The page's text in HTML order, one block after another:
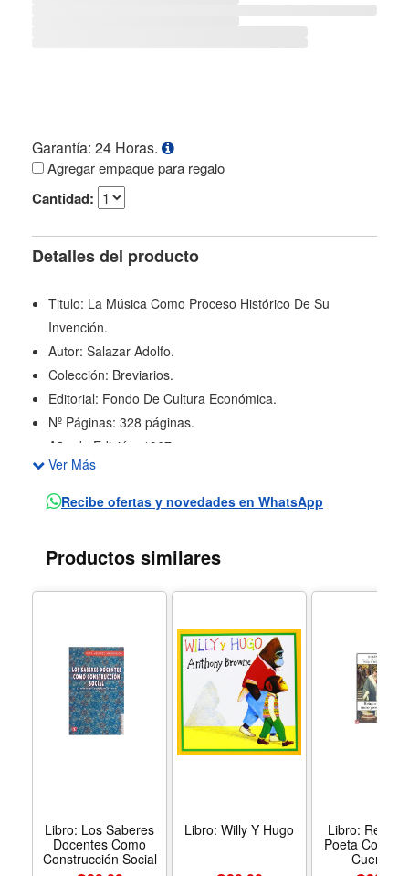
Garantía: 24 Horas.
Agregar empaque para regalo
Cantidad:
Detalles del producto
Titulo: La Música Como Proceso Histórico De Su
Invención.
Autor: Salazar Adolfo.
Colección: Breviarios.
Editorial: Fondo De Cultura Económica.
Nº Páginas: 328 páginas.
Año de Edición: 1967.
Otro libro fundamental del musicólogo español Adolfo
Salazar. En él se atribuye gran importancia a los
exposición histórica de sus orígenes notará el lector
cómo el arte musical se va fraguando lentamente hasta
Ver Más
Recibe ofertas y novedades en WhatsApp
Productos similares
Libro: Los Saberes
Docentes Como
Construcción Social
Libro: Willy Y Hugo
Libro:
Poeta Como
Cuentista